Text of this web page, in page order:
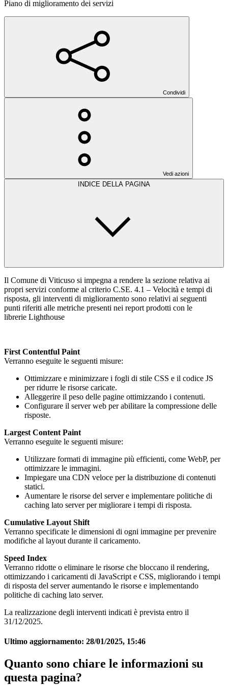
Piano di miglioramento dei servizi
Condividi
Vedi azioni
INDICE DELLA PAGINA
Il Comune di Viticuso si impegna a rendere la sezione relativa ai
propri servizi conforme al criterio C.SE. 4.1 – Velocità e tempi di
risposta, gli interventi di miglioramento sono relativi ai seguenti
punti riferiti alle metriche presenti nei report prodotti con le
librerie Lighthouse
First Contentful Paint
Verranno eseguite le seguenti misure:
Ottimizzare e minimizzare i fogli di stile CSS e il codice JS
per ridurre le risorse caricate.
Alleggerire il peso delle pagine ottimizzando i contenuti.
Configurare il server web per abilitare la compressione delle
risposte.
Largest Content Paint
Verranno eseguite le seguenti misure:
Utilizzare formati di immagine più efficienti, come WebP, per
ottimizzare le immagini.
Impiegare una CDN veloce per la distribuzione di contenuti
statici.
Aumentare le risorse del server e implementare politiche di
caching lato server per migliorare i tempi di risposta.
Cumulative Layout Shift
Verranno specificate le dimensioni di ogni immagine per prevenire
modifiche al layout durante il caricamento.
Speed Index
Verranno ridotte o eliminare le risorse che bloccano il rendering,
ottimizzando i caricamenti di JavaScript e CSS, migliorando i tempi
di risposta del server aumentando le risorse e implementando
politiche di caching lato server.
La realizzazione degli interventi indicati è prevista entro il
31/12/2025.
Ultimo aggiornamento: 28/01/2025, 15:46
Quanto sono chiare le informazioni su
questa pagina?